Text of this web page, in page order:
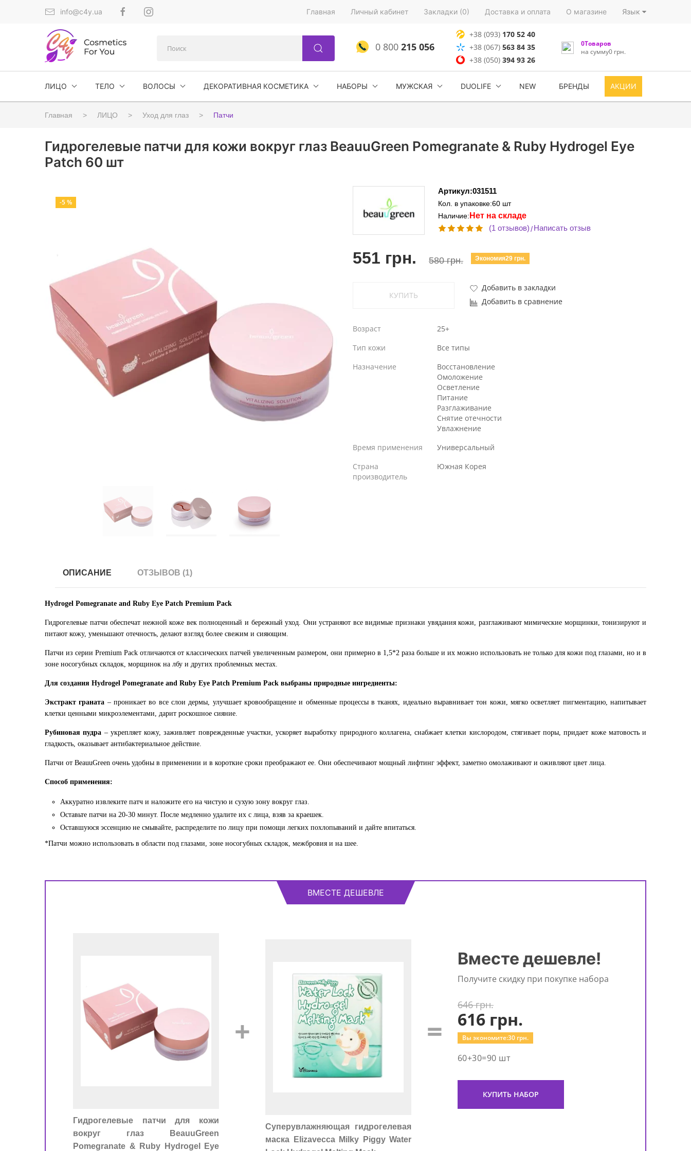
info@c4y.ua Главная Личный кабинет Закладки (0) Доставка и оплата О магазине Язык
0 800215 056
+38 (093) 170 52 40
+38 (067) 563 84 35
+38 (050)394 93 26
0Товаров
на сумму0 грн.
ЛИЦО ТЕЛО ВОЛОСЫ ДЕКОРАТИВНАЯ КОСМЕТИКА НАБОРЫ МУЖСКАЯ DUOLIFE NEW БРЕНДЫ АКЦИИ
Главная ЛИЦО Уход для глаз Патчи
Гидрогелевые патчи для кожи вокруг глаз BeauuGreen Pomegranate & Ruby Hydrogel Eye
Patch 60 шт
-5 %
Артикул:031511
Кол. в упаковке:60 шт
Наличие: Нет на складе
(1 отзывов)/Написать отзыв
551 грн. 580 грн. Экономия29 грн.
КУПИТЬ
Добавить в закладки
Добавить в сравнение
Возраст
25+
Тип кожи
Все типы
Назначение
Восстановление
Омоложение
Осветление
Питание
Разглаживание
Снятие отечности
Увлажнение
Время применения
Универсальный
Страна
производитель
Южная Корея
ОПИСАНИЕ ОТЗЫВОВ (1)
Hydrogel Pomegranate and Ruby Eye Patch Premium Pack
Гидрогелевые патчи обеспечат нежной коже век полноценный и бережный уход. Они устраняют все видимые признаки увядания кожи, разглаживают мимические морщинки, тонизируют и
питают кожу, уменьшают отечность, делают взгляд более свежим и сияющим.
Патчи из серии Premium Pack отличаются от классических патчей увеличенным размером, они примерно в 1,5*2 раза больше и их можно использовать не только для кожи под глазами, но и в
зоне носогубных складок, морщинок на лбу и других проблемных местах.
Для создания Hydrogel Pomegranate and Ruby Eye Patch Premium Pack выбраны природные ингредиенты:
Экстракт граната – проникает во все слои дермы, улучшает кровообращение и обменные процессы в тканях, идеально выравнивает тон кожи, мягко осветляет пигментацию, напитывает
клетки ценными микроэлементами, дарит роскошное сияние.
Рубиновая пудра – укрепляет кожу, заживляет поврежденные участки, ускоряет выработку природного коллагена, снабжает клетки кислородом, стягивает поры, придает коже матовость и
гладкость, оказывает антибактериальное действие.
Патчи от BeauuGreen очень удобны в применении и в короткие сроки преображают ее. Они обеспечивают мощный лифтинг эффект, заметно омолаживают и оживляют цвет лица.
Способ применения:
Аккуратно извлеките патч и наложите его на чистую и сухую зону вокруг глаз.
Оставьте патчи на 20-30 минут. После медленно удалите их с лица, взяв за краешек.
Оставшуюся эссенцию не смывайте, распределите по лицу при помощи легких похлопываний и дайте впитаться.
*Патчи можно использовать в области под глазами, зоне носогубных складок, межбровия и на шее.
ВМЕСТЕ ДЕШЕВЛЕ
Гидрогелевые патчи для кожи
вокруг глаз BeauuGreen
Pomegranate & Ruby Hydrogel Eye
+
Суперувлажняющая гидрогелевая
маска Elizavecca Milky Piggy Water
=
Вместе дешевле!
Получите скидку при покупке набора
646 грн.
616 грн.
Вы экономите:30 грн.
60+30=90 шт
КУПИТЬ НАБОР